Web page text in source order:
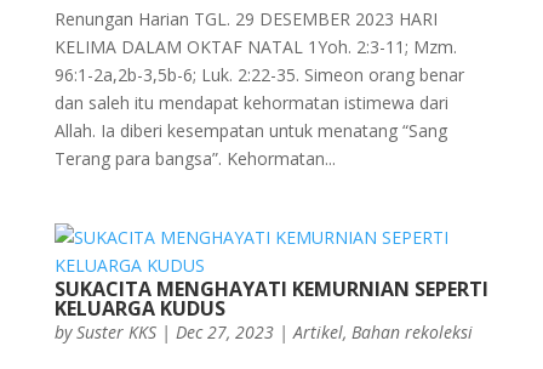
Renungan Harian TGL. 29 DESEMBER 2023 HARI
KELIMA DALAM OKTAF NATAL 1Yoh. 2:3-11; Mzm.
96:1-2a,2b-3,5b-6; Luk. 2:22-35. Simeon orang benar
dan saleh itu mendapat kehormatan istimewa dari
Allah. Ia diberi kesempatan untuk menatang “Sang
Terang para bangsa”. Kehormatan...
SUKACITA MENGHAYATI KEMURNIAN SEPERTI
KELUARGA KUDUS
bySuster KKS| Dec 27, 2023|Artikel, Bahan rekoleksi